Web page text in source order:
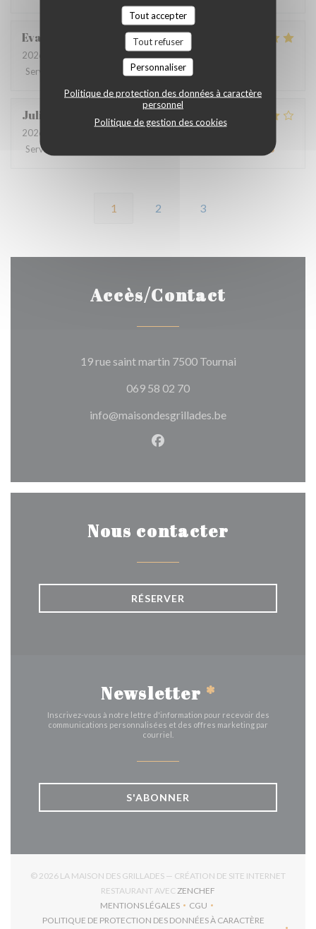
Tout accepter
Tout refuser
Personnaliser
Politique de protection des données à caractère
personnel
Politique de gestion des cookies
Eva
2026-07-16
- 20:00 - Couverts 2
Service
: 4/5 Cuisine:5 /5
Julie
2026-07-13
Service
/5
1 2 3
Accès/Contact
19 rue saint martin 7500 Tournai((ouvre une
069 58 02 70
info@maisondesgrillades.be
Facebook ((ouvre une
Nous contacter
RÉSERVER
Newsletter *
Inscrivez-vous à notre lettre d'information pour recevoir des
communications personnalisées et des offres marketing par
courriel.
S'ABONNER
© 2026 LA MAISON DES GRILLADES — CRÉATION DE SITE INTERNET
RESTAURANT AVEC ZENCHEF
MENTIONS LÉGALES
((OUVRE UNE NOUVELLE FENÊTRE))
CGU
((OUVRE UNE NOUVELLE
POLITIQUE DE PROTECTION DES DONNÉES À CARACTÈRE